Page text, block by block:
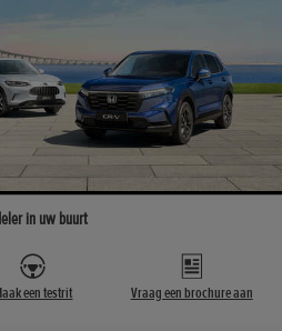
in uw buurt
een testrit Vraag een brochure aan